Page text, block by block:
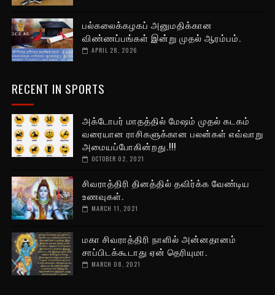
பல்கலைக்கழகப் அனுமதிக்கான
விண்ணப்பங்கள் இன்று முதல் ஆரம்பம்.
APRIL 28, 2026
RECENT IN SPORTS
அக்டோபர் மாதத்தில் மேஷம் முதல் கடகம்
வரையான ராசிகளுக்கான பலன்கள் எவ்வாறு
அமையப்போகின்றது.!!!
OCTOBER 02, 2021
சிவராத்திரி தினத்தில் தவிர்க்க வேண்டிய
உணவுகள்.
MARCH 11, 2021
மகா சிவராத்திரி நாளில் அன்னதானம்
சாப்பிடக்கூடாது ஏன் தெரியுமா.
MARCH 08, 2021